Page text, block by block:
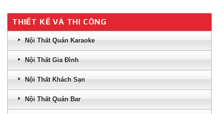
THIẾT KẾ VÀ THI CÔNG
Nội Thất Quán Karaoke
Nội Thất Gia Đình
Nội Thất Khách Sạn
Nội Thất Quán Bar